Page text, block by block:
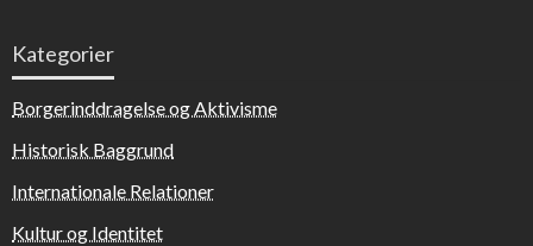
Kategorier
Borgerinddragelse og Aktivisme
Historisk Baggrund
Internationale Relationer
Kultur og Identitet